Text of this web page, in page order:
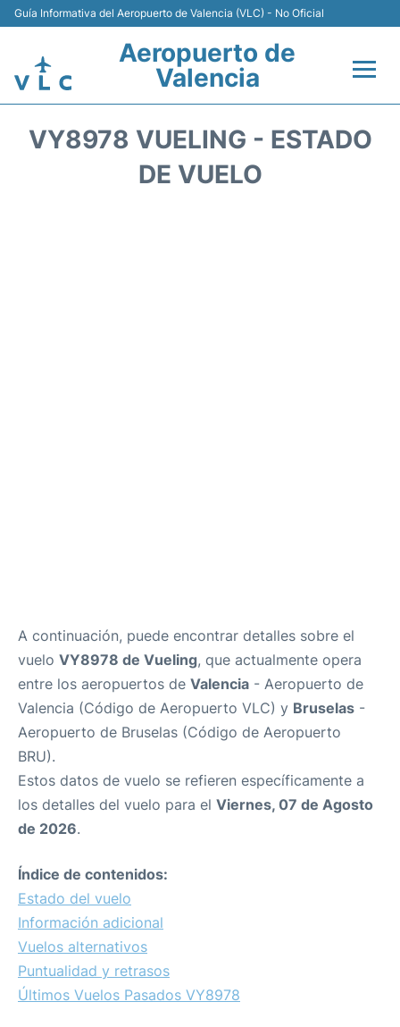
Guía Informativa del Aeropuerto de Valencia (VLC) - No Oficial
Aeropuerto de
Valencia
VY8978 VUELING - ESTADO
DE VUELO
A continuación, puede encontrar detalles sobre el
vuelo VY8978 de Vueling, que actualmente opera
entre los aeropuertos de Valencia - Aeropuerto de
Valencia (Código de Aeropuerto VLC) y Bruselas -
Aeropuerto de Bruselas (Código de Aeropuerto
BRU).
Estos datos de vuelo se refieren específicamente a
los detalles del vuelo para el Viernes, 07 de Agosto
de 2026.
Índice de contenidos:
Estado del vuelo
Información adicional
Vuelos alternativos
Puntualidad y retrasos
Últimos Vuelos Pasados VY8978